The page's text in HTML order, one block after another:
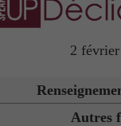
2
Autres